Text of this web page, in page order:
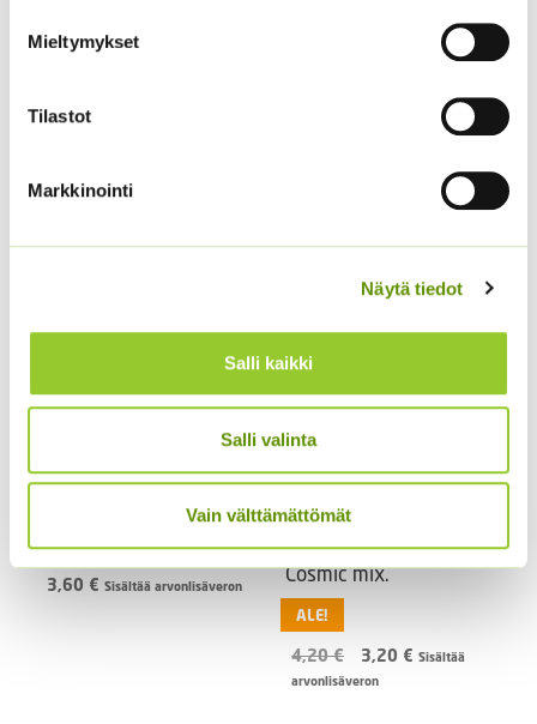
Mieltymykset
Tilastot
Markkinointi
Näytä tiedot
Salli kaikki
Salli valinta
Vain välttämättömät
Kaliforniantuliunikko
Kukontöyhtö New Look
40 s.
3,60 € Sisältää arvonlisäveron
Keltakosmoskukka
Cosmic mix.
ALE!
4,20€
Alkuperäinen
hinta
3,20 € Nykyinen
Sisältää
arvonlisäveron